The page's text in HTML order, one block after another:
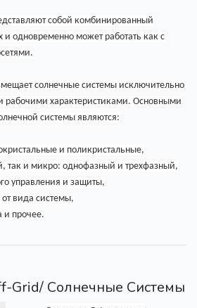
собой комбинированный
одновременно может работать как с
солнечные системы исключительно
характеристиками. Основными
системы являются:
и поликристальные,
так и микро: однофазный и трехфазный,
управления и защиты,
вида системы,
и прочее.
Grid/ Солнечные Системы